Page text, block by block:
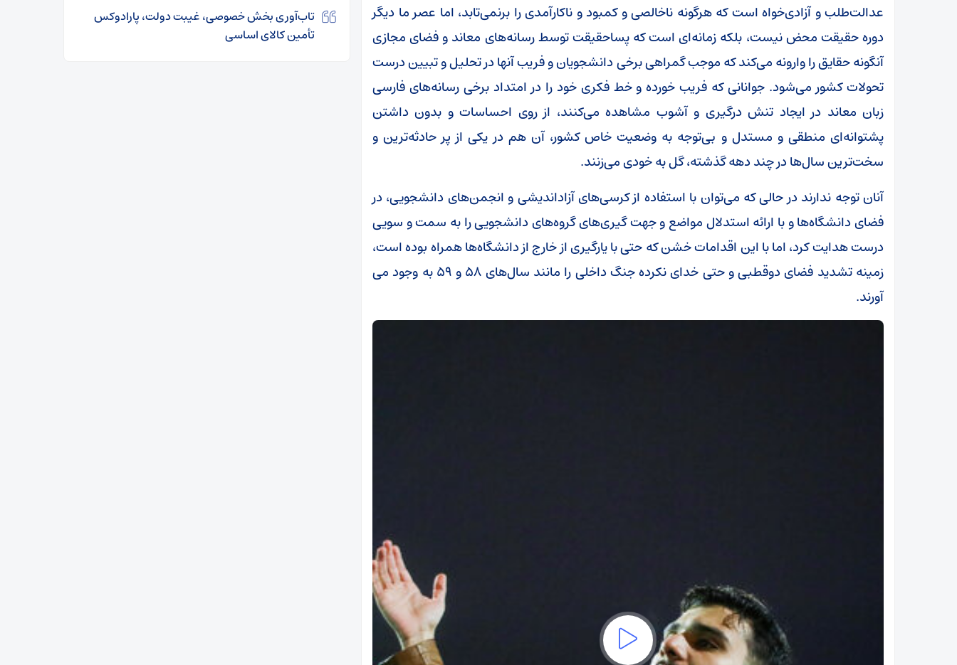
عدالت‌طلب و آزادی‌خواه است که هرگونه ناخالصی و کمبود و ناکارآمدی را برنمی‌تابد، اما عصر ما دیگر
دوره حقیقت محض نیست، بلکه زمانه‌ای است که پساحقیقت توسط رسانه‌های معاند و فضای مجازی
آنگونه حقایق را وارونه می‌کند که موجب گمراهی برخی دانشجویان و فریب آنها در تحلیل و تبیین درست
تحولات کشور می‌شود. جوانانی که فریب خورده و خط فکری خود را در امتداد برخی رسانه‌های فارسی
زبان معاند در ایجاد تنش درگیری و آشوب مشاهده می‌کنند، از روی احساسات و بدون داشتن
پشتوانه‌ای منطقی و مستدل و بی‌توجه به وضعیت خاص کشور، آن‌ هم در یکی از پر حادثه‌ترین و
سخت‌ترین سال‌ها در چند دهه گذشته، گل به خودی می‌زنند.
آنان توجه ندارند در حالی که می‌توان با استفاده از کرسی‌های آزاداندیشی و انجمن‌های دانشجویی، در
فضای دانشگاه‌ها و با ارائه استدلال مواضع و جهت گیری‌های گروه‌های دانشجویی را به سمت و سویی
درست هدایت کرد، اما با این اقدامات خشن که حتی با یارگیری از خارج از دانشگاه‌ها همراه بوده است،
زمینه تشدید فضای دوقطبی و حتی خدای نکرده جنگ داخلی را مانند سال‌های ۵۸ و ۵۹ به وجود می
آورند.
تاب‌آوری بخش خصوصی، غیبت دولت، پارادوکس
تأمین کالای اساسی